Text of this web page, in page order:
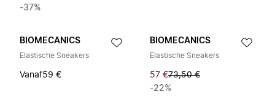
-37%
BIOMECANICS
Elastische Sneakers
Vanaf59 €
BIOMECANICS
Elastische Sneakers
57 €73,50 €
-22%